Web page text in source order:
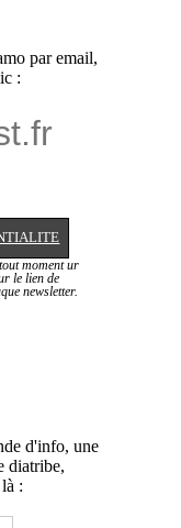
par email,
:
moment ur
le lien de
newsletter.
d'info, une
diatribe,
: